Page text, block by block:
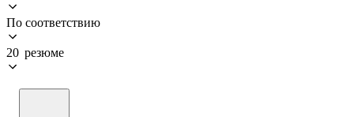
По соответствию
20 резюме